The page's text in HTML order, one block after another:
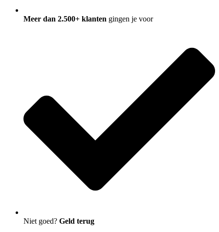
Meer dan 2.500+ klanten gingen je voor
Niet goed? Geld terug